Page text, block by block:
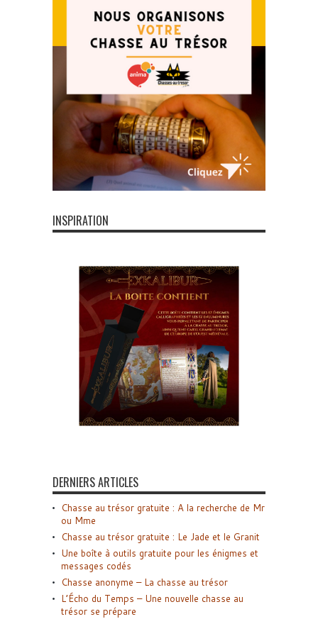
INSPIRATION
DERNIERS ARTICLES
Chasse au trésor gratuite : A la recherche de Mr
ou Mme
Chasse au trésor gratuite : Le Jade et le Granit
Une boîte à outils gratuite pour les énigmes et
messages codés
Chasse anonyme – La chasse au trésor
L’Écho du Temps – Une nouvelle chasse au
trésor se prépare